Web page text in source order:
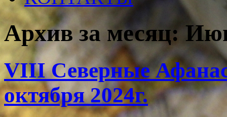
Архив за месяц:
VIII Северные
октября 2024г.